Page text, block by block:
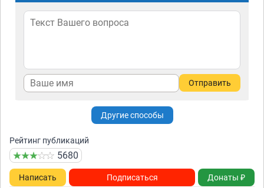
Отправить
Другие способы
Рейтинг публикаций
5680
Написать Подписаться Донаты ₽